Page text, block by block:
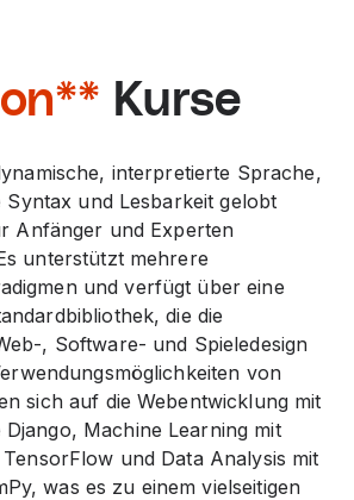
Kurse
interpretierte Sprache,
und Lesbarkeit gelobt
Anfänger und Experten
unterstützt mehrere
und verfügt über eine
die die
, Software- und Spieledesign
von
sich auf die Webentwicklung mit
Machine Learning mit
und Data Analysis mit
was es zu einem vielseitigen